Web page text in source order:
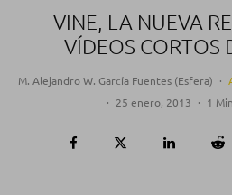
VINE, LA NUEVA
VÍDEOS CORTOS
M. Alejandro W. García Fuentes (Esfera) ·
· 25 enero, 2013 · 1